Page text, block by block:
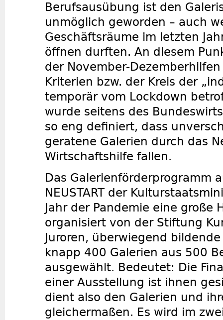
Berufsausübung ist den
unmöglich geworden – auch
Geschäftsräume im letzten
öffnen durften. An diesem
der November-
Kriterien bzw. der Kreis der
temporär vom Lockdown
wurde seitens des
so eng definiert, dass
geratene Galerien durch das
Wirtschaftshilfe fallen.
Das Galerienförderprogramm
NEUSTART der
Jahr der Pandemie eine große
organisiert von der Stiftung
Juroren, überwiegend
knapp 400 Galerien aus 500
ausgewählt. Bedeutet: Die
einer Ausstellung ist ihnen
dient also den Galerien und
gleichermaßen. Es wird im